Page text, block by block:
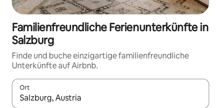
Familienfreundliche Ferienunterkünfte in
Salzburg
Finde und buche einzigartige familienfreundliche
Unterkünfte auf Airbnb.
Ort
Wenn Ergebnisse verfügbar sind, navigiere mit den